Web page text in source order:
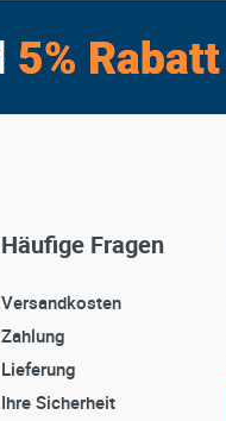
Häufige Fragen
Versandkosten
Zahlung
Lieferung
Ihre Sicherheit